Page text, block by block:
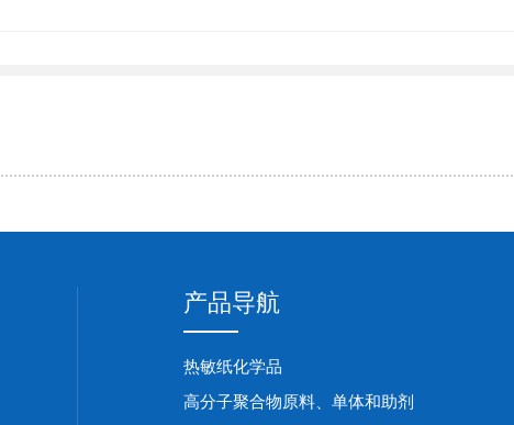
产品导航
热敏纸化学品
高分子聚合物原料、单体和助剂